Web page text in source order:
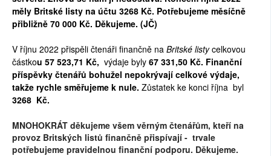
měly Britské listy na účtu 3268 Kč. Potřebujeme měsíčně
přibližně 70 000 Kč. Děkujeme. (JČ)
V říjnu 2022 přispěli čtenáři finančně na Britské listycelkovou
částkou 57 523,71 Kč, výdaje byly 67 331,50 Kč. Finanční
příspěvky čtenářů bohužel nepokrývají celkové výdaje,
takže rychle směřujeme k nule. Zůstatek ke konci října byl
3268 Kč.
MNOHOKRÁT děkujeme všem věrným čtenářům, kteří na
provoz Britských listů finančně přispívají - trvale
potřebujeme pravidelnou finanční podporu. Děkujeme.